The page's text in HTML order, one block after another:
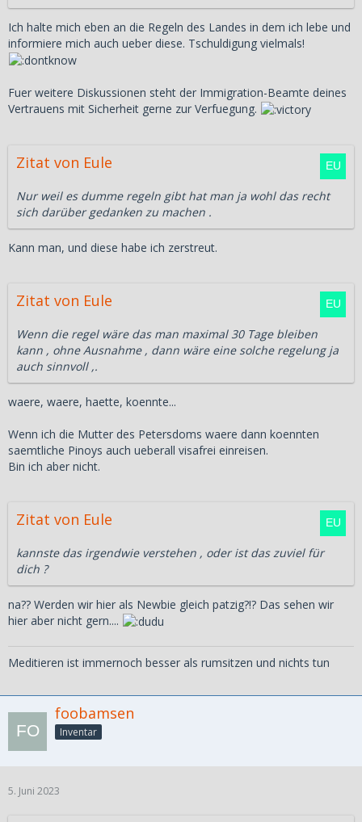
Ich halte mich eben an die Regeln des Landes in dem ich lebe und
informiere mich auch ueber diese. Tschuldigung vielmals!
Fuer weitere Diskussionen steht der Immigration-Beamte deines
Vertrauens mit Sicherheit gerne zur Verfuegung.
Zitat von Eule
Nur weil es dumme regeln gibt hat man ja wohl das recht
sich darüber gedanken zu machen .
Kann man, und diese habe ich zerstreut.
Zitat von Eule
Wenn die regel wäre das man maximal 30 Tage bleiben
kann , ohne Ausnahme , dann wäre eine solche regelung ja
auch sinnvoll ,.
waere, waere, haette, koennte...
Wenn ich die Mutter des Petersdoms waere dann koennten
saemtliche Pinoys auch ueberall visafrei einreisen.
Bin ich aber nicht.
Zitat von Eule
kannste das irgendwie verstehen , oder ist das zuviel für
dich ?
na?? Werden wir hier als Newbie gleich patzig?!? Das sehen wir
hier aber nicht gern....
Meditieren ist immernoch besser als rumsitzen und nichts tun
foobamsen
Inventar
5. Juni 2023